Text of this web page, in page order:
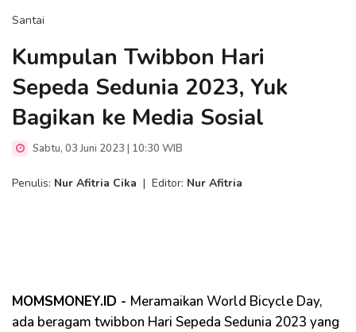
Santai
Kumpulan Twibbon Hari
Sepeda Sedunia 2023, Yuk
Bagikan ke Media Sosial
Sabtu, 03 Juni 2023 | 10:30 WIB
Penulis: Nur Afitria Cika | Editor: Nur Afitria
MOMSMONEY.ID - Meramaikan World Bicycle Day,
ada beragam twibbon Hari Sepeda Sedunia 2023 yang